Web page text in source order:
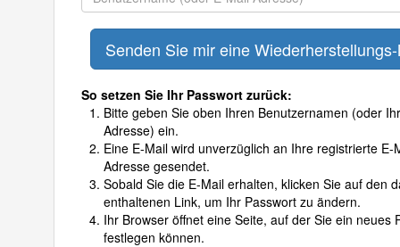
So setzen Sie Ihr Passwort zurück:
Bitte geben Sie oben Ihren Benutzernamen (oder
Adresse) ein.
Eine E-Mail wird unverzüglich an Ihre registrierte E-
Adresse gesendet.
Sobald Sie die E-Mail erhalten, klicken Sie auf den
enthaltenen Link, um Ihr Passwort zu ändern.
Ihr Browser öffnet eine Seite, auf der Sie ein neues
festlegen können.